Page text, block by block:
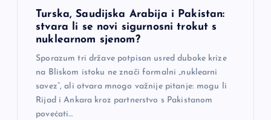
Turska, Saudijska Arabija i Pakistan:
stvara li se novi sigurnosni trokut s
nuklearnom sjenom?
Sporazum tri države potpisan usred duboke krize
na Bliskom istoku ne znači formalni „nuklearni
savez“, ali otvara mnogo važnije pitanje: mogu li
Rijad i Ankara kroz partnerstvo s Pakistanom
povećati…